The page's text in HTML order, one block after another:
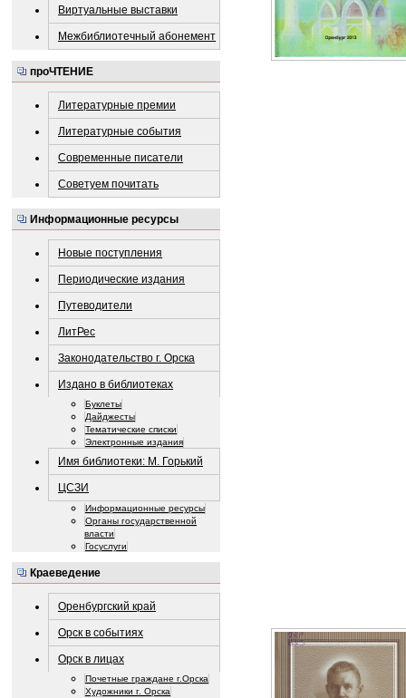
Виртуальные выставки
Межбиблиотечный абонемент
проЧТЕНИЕ
Литературные премии
Литературные события
Современные писатели
Советуем почитать
Информационные ресурсы
Новые поступления
Периодические издания
Путеводители
ЛитРес
Законодательство г. Орска
Издано в библиотеках
Буклеты
Дайджесты
Тематические списки
Электронные издания
Имя библиотеки: М. Горький
ЦСЗИ
Информационные ресурсы
Органы государственной
власти
Госуслуги
Краеведение
Оренбургский край
Орск в событиях
Орск в лицах
Почетные граждане г.Орска
Художники г. Орска